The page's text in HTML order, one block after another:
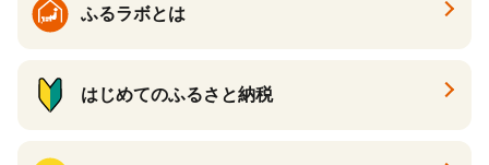
ふるラボとは
はじめてのふるさと納税